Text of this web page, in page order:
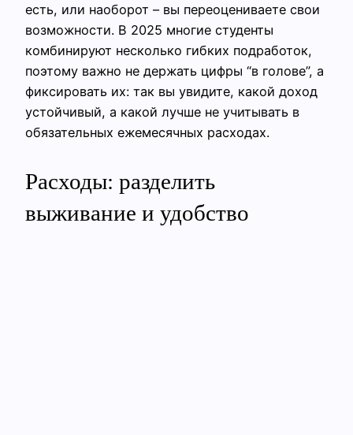
есть, или наоборот – вы переоцениваете свои
возможности. В 2025 многие студенты
комбинируют несколько гибких подработок,
поэтому важно не держать цифры “в голове”, а
фиксировать их: так вы увидите, какой доход
устойчивый, а какой лучше не учитывать в
обязательных ежемесячных расходах.
Расходы: разделить
выживание и удобство